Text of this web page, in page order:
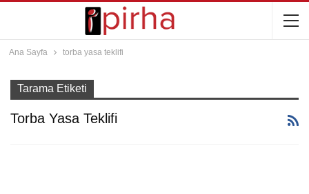
Ana Sayfa torba yasa teklifi
Tarama Etiketi
Torba Yasa Teklifi